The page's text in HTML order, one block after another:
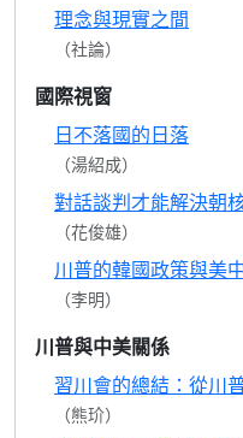
理念與現實之間
（社論）
國際視窗
日不落國的日落
（湯紹成）
對話談判才能解決朝
（花俊雄）
川普的韓國政策與美
（李明）
川普與中美關係
習川會的總結：從川
（熊玠）